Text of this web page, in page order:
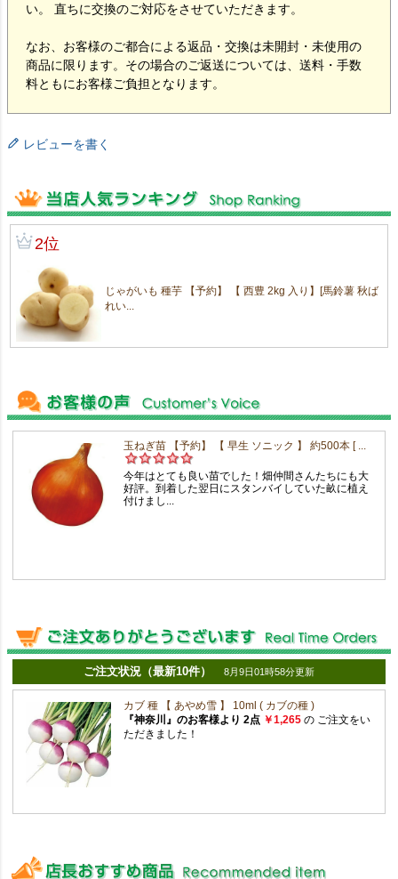
い。 直ちに交換のご対応をさせていただきます。
なお、お客様のご都合による返品・交換は未開封・未使用の
商品に限ります。その場合のご返送については、送料・手数
料ともにお客様ご負担となります。
レビューを書く